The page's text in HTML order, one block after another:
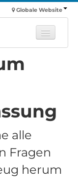
Globale Website
alle
Fragen
herum